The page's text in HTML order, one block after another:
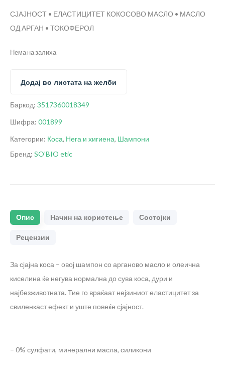
СЈАЈНОСТ • ЕЛАСТИЦИТЕТ КОКОСОВО МАСЛО • МАСЛО
ОД АРГАН • ТОКОФЕРОЛ
Нема на залиха
Додај во листата на желби
Баркод: 3517360018349
Шифра: 001899
Категории: Коса, Нега и хигиена, Шампони
Бренд: SO'BIO etic
Опис Начин на користење Состојки
Рецензии
За сјајна коса – овој шампон со арганово масло и олеична
киселина ќе негува нормална до сува коса, дури и
најбезживотната. Тие го враќаат нејзиниот еластицитет за
свиленкаст ефект и уште повеќе сјајност.
– 0% сулфати, минерални масла, силикони